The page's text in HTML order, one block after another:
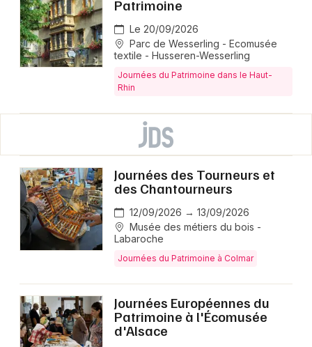
Patrimoine
Le 20/09/2026
Parc de Wesserling - Ecomusée
textile - Husseren-Wesserling
Journées du Patrimoine dans le Haut-
Rhin
Journées des Tourneurs et
des Chantourneurs
12/09/2026 → 13/09/2026
Musée des métiers du bois -
Labaroche
Journées du Patrimoine à Colmar
Journées Européennes du
Patrimoine à l'Écomusée
d'Alsace